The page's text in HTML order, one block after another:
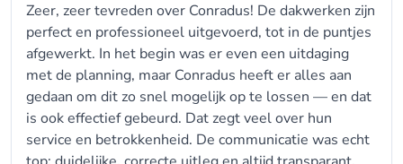
Zeer, zeer tevreden over Conradus! De dakwerken zijn
perfect en professioneel uitgevoerd, tot in de puntjes
afgewerkt. In het begin was er even een uitdaging
met de planning, maar Conradus heeft er alles aan
gedaan om dit zo snel mogelijk op te lossen — en dat
is ook effectief gebeurd. Dat zegt veel over hun
service en betrokkenheid. De communicatie was echt